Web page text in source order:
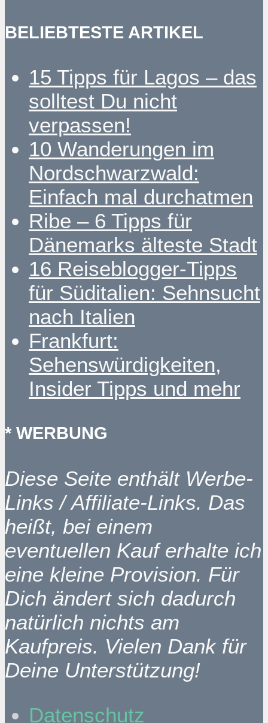
BELIEBTESTE ARTIKEL
15 Tipps für Lagos – das
solltest Du nicht
verpassen!
10 Wanderungen im
Nordschwarzwald:
Einfach mal durchatmen
Ribe – 6 Tipps für
Dänemarks älteste Stadt
16 Reiseblogger-Tipps
für Süditalien: Sehnsucht
nach Italien
Frankfurt:
Sehenswürdigkeiten,
Insider Tipps und mehr
* WERBUNG
Diese Seite enthält Werbe-
Links / Affiliate-Links. Das
heißt, bei einem
eventuellen Kauf erhalte ich
eine kleine Provision. Für
Dich ändert sich dadurch
natürlich nichts am
Kaufpreis. Vielen Dank für
Deine Unterstützung!
Datenschutz